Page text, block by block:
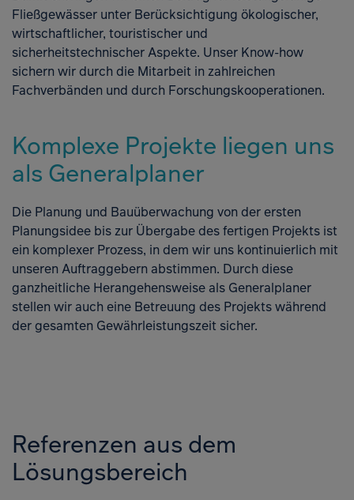
Fließgewässer unter Berücksichtigung ökologischer,
wirtschaftlicher, touristischer und
sicherheitstechnischer Aspekte. Unser Know-how
sichern wir durch die Mitarbeit in zahlreichen
Fachverbänden und durch Forschungskooperationen.
Komplexe Projekte liegen uns
als Generalplaner
Die Planung und Bauüberwachung von der ersten
Planungsidee bis zur Übergabe des fertigen Projekts ist
ein komplexer Prozess, in dem wir uns kontinuierlich mit
unseren Auftraggebern abstimmen. Durch diese
ganzheitliche Herangehensweise als Generalplaner
stellen wir auch eine Betreuung des Projekts während
der gesamten Gewährleistungszeit sicher.
Referenzen aus dem
Lösungsbereich